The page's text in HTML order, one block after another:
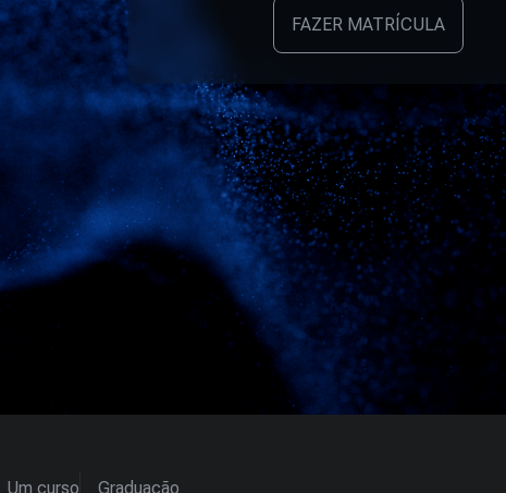
FAZER MATRÍCULA
Um curso Graduação